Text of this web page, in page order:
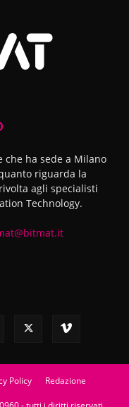
che ha sede a Milano
riguarda la
agli specialisti
Technology.
Policy Redazione